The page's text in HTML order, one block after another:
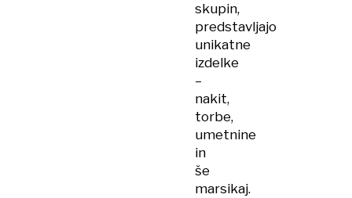
skupin,
predstavljajo
unikatne
izdelke
–
nakit,
torbe,
umetnine
in
še
marsikaj.